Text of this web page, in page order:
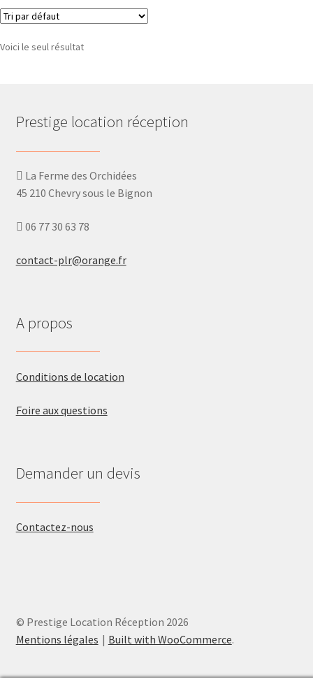
Voici le seul résultat
Prestige location réception
La Ferme des Orchidées
45 210 Chevry sous le Bignon
06 77 30 63 78
contact-plr@orange.fr
A propos
Conditions de location
Foire aux questions
Demander un devis
Contactez-nous
© Prestige Location Réception 2026
Mentions légales
Built with WooCommerce.